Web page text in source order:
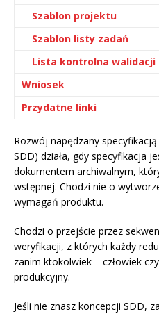
Szablon projektu
Szablon listy zadań
Lista kontrolna walidacji
Wniosek
Przydatne linki
Rozwój napędzany
SDD) działa, gdy specyfikacja
dokumentem archiwalnym,
wstępnej. Chodzi nie o
wymagań produktu.
Chodzi o przejście przez
weryfikacji, z których każdy
zanim ktokolwiek – człowiek
produkcyjny.
Jeśli nie znasz koncepcji SDD,